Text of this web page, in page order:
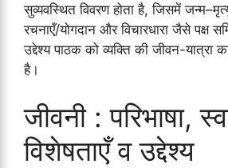
सुव्यवस्थित विवरण होता है, जिसमें
रचनाएँ/योगदान और विचारधारा जैसे पक्ष
उद्देश्य पाठक को व्यक्ति की जीवन-यात्रा
है।
जीवनी : परिभाषा,
विशेषताएँ व उद्देश्य